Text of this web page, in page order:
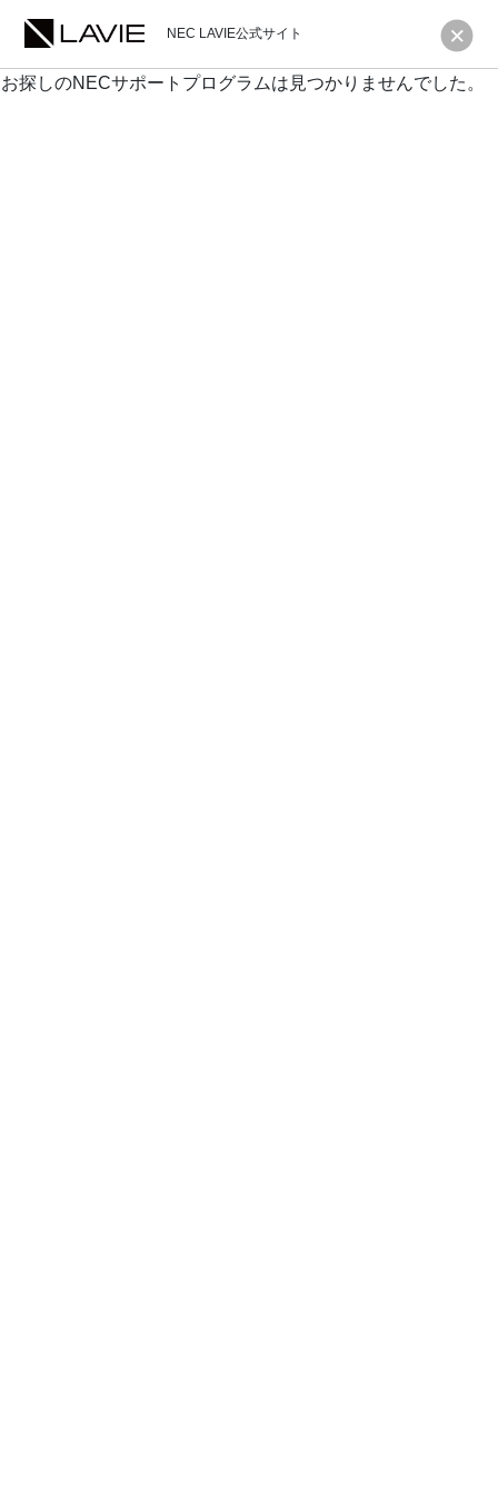
NEC LAVIE公式サイト
お探しのNECサポートプログラムは見つかりませんでした。